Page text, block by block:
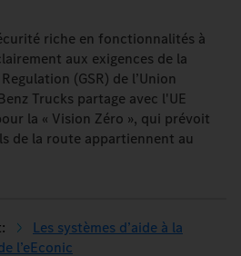
riche en fonctionnalités à
aux exigences de la
(GSR) de l’Union
Trucks partage avec l'UE
la « Vision Zéro », qui prévoit
de la route appartiennent au
Les systèmes d’aide à la
l’eEconic